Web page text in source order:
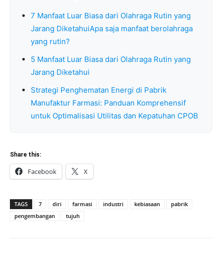
7 Manfaat Luar Biasa dari Olahraga Rutin yang
Jarang DiketahuiApa saja manfaat berolahraga
yang rutin?
5 Manfaat Luar Biasa dari Olahraga Rutin yang
Jarang Diketahui
Strategi Penghematan Energi di Pabrik
Manufaktur Farmasi: Panduan Komprehensif
untuk Optimalisasi Utilitas dan Kepatuhan CPOB
Share this:
Facebook X
TAGS 7 diri farmasi industri kebiasaan
pabrik
pengembangan
tujuh